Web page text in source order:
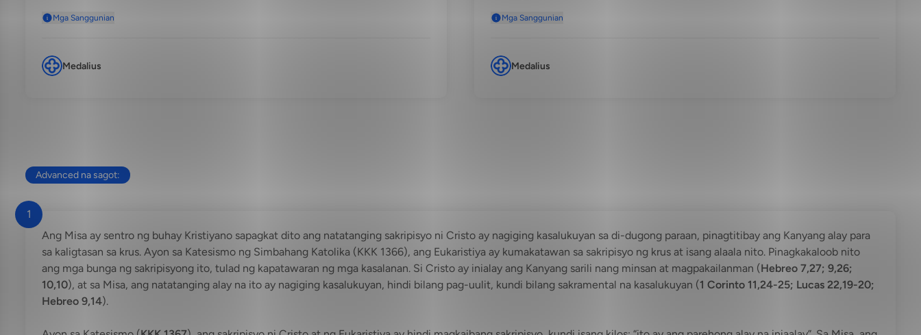
Mga Sanggunian
Medalius
Mga Sanggunian
Medalius
Advanced na sagot:
1
Ang Misa ay sentro ng buhay Kristiyano sapagkat dito ang natatanging sakripisyo ni Cristo ay nagiging kasalukuyan sa di-dugong paraan, pinagtitibay ang Kanyang alay para
sa kaligtasan sa krus. Ayon sa Katesismo ng Simbahang Katolika (KKK 1366), ang Eukaristiya ay kumakatawan sa sakripisyo ng krus at isang alaala nito. Pinagkakaloob nito
ang mga bunga ng sakripisyong ito, tulad ng kapatawaran ng mga kasalanan. Si Cristo ay inialay ang Kanyang sarili nang minsan at magpakailanman (Hebreo 7,27; 9,26;
10,10), at sa Misa, ang natatanging alay na ito ay nagiging kasalukuyan, hindi bilang pag-uulit, kundi bilang sakramental na kasalukuyan (1 Corinto 11,24-25; Lucas 22,19-20;
Hebreo 9,14).